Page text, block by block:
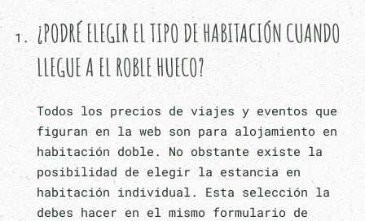
¿PODRÉ ELEGIR EL TIPO DE HABITACIÓN CUANDO
LLEGUE A EL ROBLE HUECO?
Todos los precios de viajes y eventos que
figuran en la web son para alojamiento en
habitación doble. No obstante existe la
posibilidad de elegir la estancia en
habitación individual. Esta selección la
debes hacer en el mismo formulario de